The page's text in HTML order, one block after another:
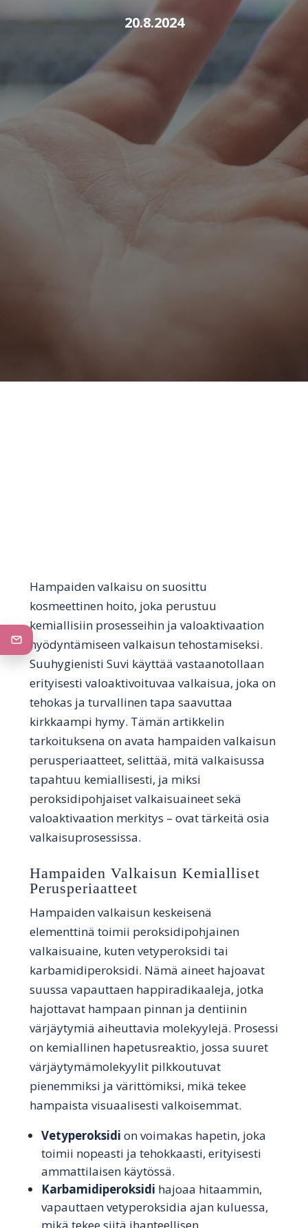
20.8.2024
Hampaiden valkaisu on suosittu
kosmeettinen hoito, joka perustuu
kemiallisiin prosesseihin ja valoaktivaation
hyödyntämiseen valkaisun tehostamiseksi.
Suuhygienisti Suvi käyttää vastaanotollaan
erityisesti valoaktivoituvaa valkaisua, joka on
tehokas ja turvallinen tapa saavuttaa
kirkkaampi hymy. Tämän artikkelin
tarkoituksena on avata hampaiden valkaisun
perusperiaatteet, selittää, mitä valkaisussa
tapahtuu kemiallisesti, ja miksi
peroksidipohjaiset valkaisuaineet sekä
valoaktivaation merkitys – ovat tärkeitä osia
valkaisuprosessissa.
Hampaiden Valkaisun Kemialliset
Perusperiaatteet
Hampaiden valkaisun keskeisenä
elementtinä toimii peroksidipohjainen
valkaisuaine, kuten vetyperoksidi tai
karbamidiperoksidi. Nämä aineet hajoavat
suussa vapauttaen happiradikaaleja, jotka
hajottavat hampaan pinnan ja dentiinin
värjäytymiä aiheuttavia molekyylejä. Prosessi
on kemiallinen hapetusreaktio, jossa suuret
värjäytymämolekyylit pilkkoutuvat
pienemmiksi ja värittömiksi, mikä tekee
hampaista visuaalisesti valkoisemmat.
Vetyperoksidi on voimakas hapetin, joka
toimii nopeasti ja tehokkaasti, erityisesti
ammattilaisen käytössä.
Karbamidiperoksidi hajoaa hitaammin,
vapauttaen vetyperoksidia ajan kuluessa,